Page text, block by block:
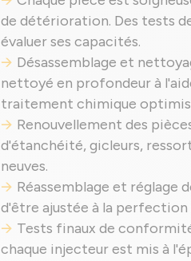
de détérioration. Des tests
évaluer ses capacités.
Désassemblage et
nettoyé en profondeur à
traitement chimique
Renouvellement des
d'étanchéité, gicleurs,
neuves.
Réassemblage et réglage
d'être ajustée à la
Tests finaux de
chaque injecteur est mis à